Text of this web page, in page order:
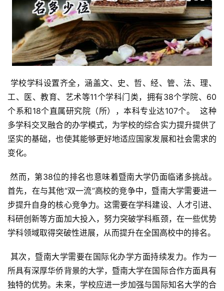
工、医、教育、艺术等11个学科门类，拥有38个学院、60
个系和18个直属研究院（所），本科专业达107个。  这种
多学科交叉融合的办学模式，为学校的综合实力提升提供了
坚实的基础，也使其能够更好地适应国家发展和社会需求的
变化。
然而，第38位的排名也意味着暨南大学仍面临诸多挑战。
首先，在与其他“双一流”高校的竞争中，暨南大学需要进一
步提升自身的核心竞争力。这需要在学科建设、人才引进、
科研创新等方面加大投入，努力突破学科瓶颈，在一些优势
学科领域取得突破性进展，从而提升在全国高校中的排名。
所具有深厚华侨背景的大学，暨南大学在国际合作方面具有
独特的优势。未来，学校应进一步加强与国际知名大学的合